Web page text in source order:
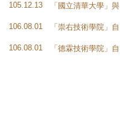
105.12.13 「國立清華大學」
106.08.01 「崇右技術學院」
106.08.01 「德霖技術學院」